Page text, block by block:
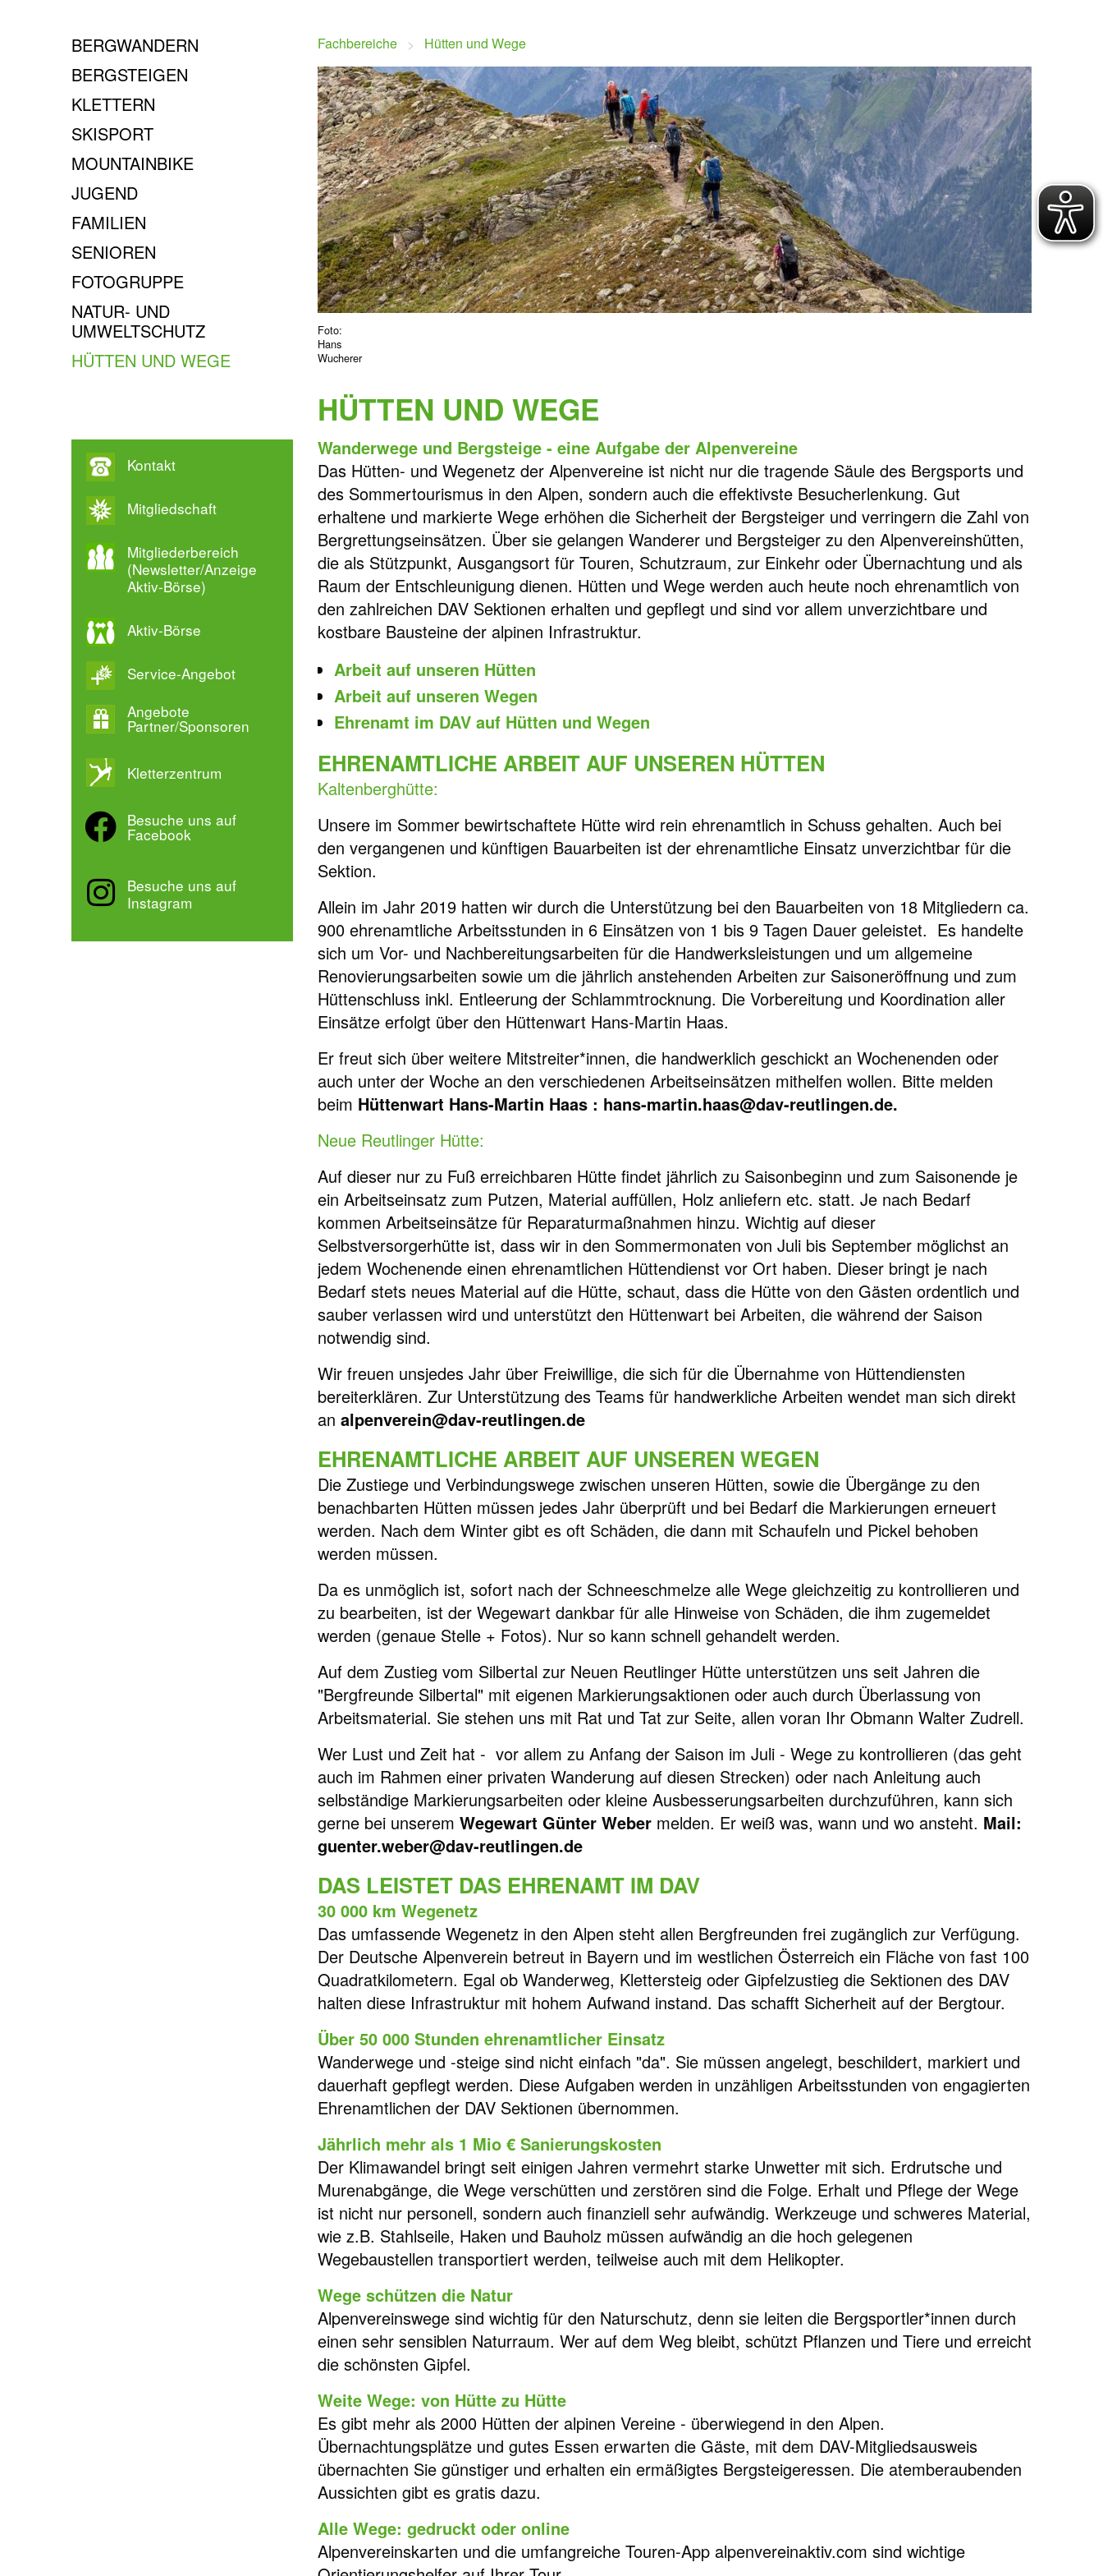
BERGWANDERN
BERGSTEIGEN
KLETTERN
SKISPORT
MOUNTAINBIKE
JUGEND
FAMILIEN
SENIOREN
FOTOGRUPPE
NATUR- UND
UMWELTSCHUTZ
HÜTTEN UND WEGE
Kontakt
Mitgliedschaft
Mitgliederbereich
(Newsletter/Anzeige
Aktiv-Börse)
Aktiv-Börse
Service-Angebot
Angebote
Partner/Sponsoren
Kletterzentrum
Besuche uns auf
Facebook
Besuche uns auf
Instagram
Fachbereiche Hütten und Wege
Foto:
Hans
Wucherer
HÜTTEN UND WEGE
Wanderwege und Bergsteige - eine Aufgabe der Alpenvereine
Das Hütten- und Wegenetz der Alpenvereine ist nicht nur die tragende Säule des Bergsports und
des Sommertourismus in den Alpen, sondern auch die effektivste Besucherlenkung. Gut
erhaltene und markierte Wege erhöhen die Sicherheit der Bergsteiger und verringern die Zahl von
Bergrettungseinsätzen. Über sie gelangen Wanderer und Bergsteiger zu den Alpenvereinshütten,
die als Stützpunkt, Ausgangsort für Touren, Schutzraum, zur Einkehr oder Übernachtung und als
Raum der Entschleunigung dienen. Hütten und Wege werden auch heute noch ehrenamtlich von
den zahlreichen DAV Sektionen erhalten und gepflegt und sind vor allem unverzichtbare und
kostbare Bausteine der alpinen Infrastruktur.
Arbeit auf unseren Hütten
Arbeit auf unseren Wegen
Ehrenamt im DAV auf Hütten und Wegen
EHRENAMTLICHE ARBEIT AUF UNSEREN HÜTTEN
Kaltenberghütte:
Unsere im Sommer bewirtschaftete Hütte wird rein ehrenamtlich in Schuss gehalten. Auch bei
den vergangenen und künftigen Bauarbeiten ist der ehrenamtliche Einsatz unverzichtbar für die
Sektion.
Allein im Jahr 2019 hatten wir durch die Unterstützung bei den Bauarbeiten von 18 Mitgliedern ca.
900 ehrenamtliche Arbeitsstunden in 6 Einsätzen von 1 bis 9 Tagen Dauer geleistet. Es handelte
sich um Vor- und Nachbereitungsarbeiten für die Handwerksleistungen und um allgemeine
Renovierungsarbeiten sowie um die jährlich anstehenden Arbeiten zur Saisoneröffnung und zum
Hüttenschluss inkl. Entleerung der Schlammtrocknung. Die Vorbereitung und Koordination aller
Einsätze erfolgt über den Hüttenwart Hans-Martin Haas.
Er freut sich über weitere Mitstreiter*innen, die handwerklich geschickt an Wochenenden oder
auch unter der Woche an den verschiedenen Arbeitseinsätzen mithelfen wollen. Bitte melden
beim Hüttenwart Hans-Martin Haas : hans-martin.haas@dav-reutlingen.de.
Neue Reutlinger Hütte:
Auf dieser nur zu Fuß erreichbaren Hütte findet jährlich zu Saisonbeginn und zum Saisonende je
ein Arbeitseinsatz zum Putzen, Material auffüllen, Holz anliefern etc. statt. Je nach Bedarf
kommen Arbeitseinsätze für Reparaturmaßnahmen hinzu. Wichtig auf dieser
Selbstversorgerhütte ist, dass wir in den Sommermonaten von Juli bis September möglichst an
jedem Wochenende einen ehrenamtlichen Hüttendienst vor Ort haben. Dieser bringt je nach
Bedarf stets neues Material auf die Hütte, schaut, dass die Hütte von den Gästen ordentlich und
sauber verlassen wird und unterstützt den Hüttenwart bei Arbeiten, die während der Saison
notwendig sind.
Wir freuen unsjedes Jahr über Freiwillige, die sich für die Übernahme von Hüttendiensten
bereiterklären. Zur Unterstützung des Teams für handwerkliche Arbeiten wendet man sich direkt
an alpenverein@dav-reutlingen.de
EHRENAMTLICHE ARBEIT AUF UNSEREN WEGEN
Die Zustiege und Verbindungswege zwischen unseren Hütten, sowie die Übergänge zu den
benachbarten Hütten müssen jedes Jahr überprüft und bei Bedarf die Markierungen erneuert
werden. Nach dem Winter gibt es oft Schäden, die dann mit Schaufeln und Pickel behoben
werden müssen.
Da es unmöglich ist, sofort nach der Schneeschmelze alle Wege gleichzeitig zu kontrollieren und
zu bearbeiten, ist der Wegewart dankbar für alle Hinweise von Schäden, die ihm zugemeldet
werden (genaue Stelle + Fotos). Nur so kann schnell gehandelt werden.
Auf dem Zustieg vom Silbertal zur Neuen Reutlinger Hütte unterstützen uns seit Jahren die
"Bergfreunde Silbertal" mit eigenen Markierungsaktionen oder auch durch Überlassung von
Arbeitsmaterial. Sie stehen uns mit Rat und Tat zur Seite, allen voran Ihr Obmann Walter Zudrell.
Wer Lust und Zeit hat - vor allem zu Anfang der Saison im Juli - Wege zu kontrollieren (das geht
auch im Rahmen einer privaten Wanderung auf diesen Strecken) oder nach Anleitung auch
selbständige Markierungsarbeiten oder kleine Ausbesserungsarbeiten durchzuführen, kann sich
gerne bei unserem Wegewart Günter Weber melden. Er weiß was, wann und wo ansteht. Mail:
guenter.weber@dav-reutlingen.de
DAS LEISTET DAS EHRENAMT IM DAV
30 000 km Wegenetz
Das umfassende Wegenetz in den Alpen steht allen Bergfreunden frei zugänglich zur Verfügung.
Der Deutsche Alpenverein betreut in Bayern und im westlichen Österreich ein Fläche von fast 100
Quadratkilometern. Egal ob Wanderweg, Klettersteig oder Gipfelzustieg die Sektionen des DAV
halten diese Infrastruktur mit hohem Aufwand instand. Das schafft Sicherheit auf der Bergtour.
Über 50 000 Stunden ehrenamtlicher Einsatz
Wanderwege und -steige sind nicht einfach "da". Sie müssen angelegt, beschildert, markiert und
dauerhaft gepflegt werden. Diese Aufgaben werden in unzähligen Arbeitsstunden von engagierten
Ehrenamtlichen der DAV Sektionen übernommen.
Jährlich mehr als 1 Mio € Sanierungskosten
Der Klimawandel bringt seit einigen Jahren vermehrt starke Unwetter mit sich. Erdrutsche und
Murenabgänge, die Wege verschütten und zerstören sind die Folge. Erhalt und Pflege der Wege
ist nicht nur personell, sondern auch finanziell sehr aufwändig. Werkzeuge und schweres Material,
wie z.B. Stahlseile, Haken und Bauholz müssen aufwändig an die hoch gelegenen
Wegebaustellen transportiert werden, teilweise auch mit dem Helikopter.
Wege schützen die Natur
Alpenvereinswege sind wichtig für den Naturschutz, denn sie leiten die Bergsportler*innen durch
einen sehr sensiblen Naturraum. Wer auf dem Weg bleibt, schützt Pflanzen und Tiere und erreicht
die schönsten Gipfel.
Weite Wege: von Hütte zu Hütte
Es gibt mehr als 2000 Hütten der alpinen Vereine - überwiegend in den Alpen.
Übernachtungsplätze und gutes Essen erwarten die Gäste, mit dem DAV-Mitgliedsausweis
übernachten Sie günstiger und erhalten ein ermäßigtes Bergsteigeressen. Die atemberaubenden
Aussichten gibt es gratis dazu.
Alle Wege: gedruckt oder online
Alpenvereinskarten und die umfangreiche Touren-App alpenvereinaktiv.com sind wichtige